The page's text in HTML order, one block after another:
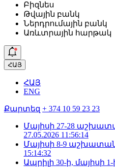
Բիզնես
Թվային բանկ
Ներդրումային բանկ
Առևտրային հարթակ
ՀԱՅ
ՀԱՅ
ENG
Քարտեզ + 374 10 59 23 23
Մայիսի 27-28
27.05.2026 11:56:14
Մայիսի 8-9
15:14:32
Ապրիլի 30-ի, մայիսի